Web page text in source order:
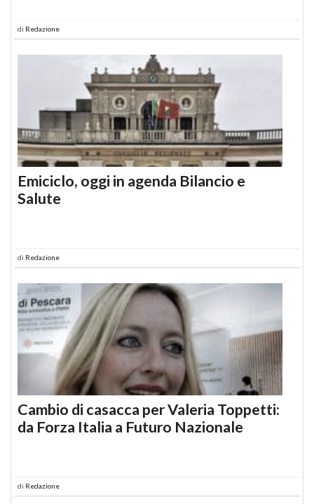
di Redazione
Emiciclo, oggi in agenda Bilancio e
Salute
di Redazione
Cambio di casacca per Valeria Toppetti:
da Forza Italia a Futuro Nazionale
di Redazione